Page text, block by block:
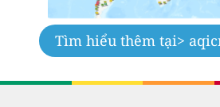
Tìm hiểu thêm tại>